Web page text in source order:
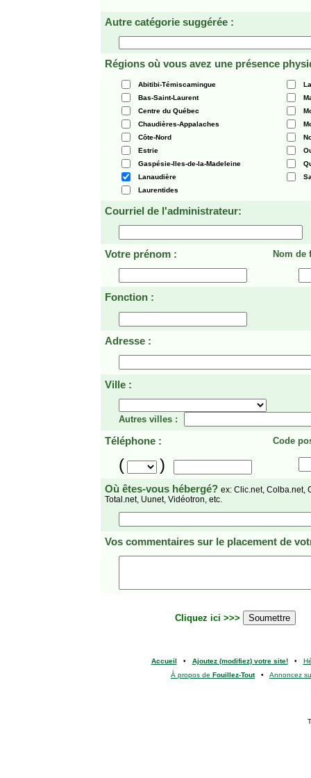
Autre catégorie suggérée :
Régions où vous avez une présence
Abitibi-Témiscamingue
Bas-Saint-Laurent
Centre du Québec
Chaudières-Appalaches
Côte-Nord
Estrie
Gaspésie-Iles-de-la-Madeleine
Lanaudière
Laurentides
Courriel de l'administrateur:
Votre prénom : Nom de
Fonction :
Adresse :
Ville :
Autres villes :
Téléphone : Code
( )
Où êtes-vous hébergé? ex: Clic.net, Colba.net,
Total.net, Uunet, Vidéotron, etc.
Vos commentaires sur le placement de
Cliquez ici >>>
Accueil • Ajoutez (modifiez) votre site!•
À propos de Fouillez-Tout• Annoncez